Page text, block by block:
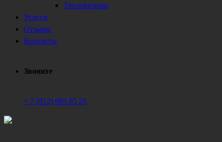
Тепловизоры
Услуги
Отзывы
Контакты
Звоните
+ 7 (812) 985 85 25